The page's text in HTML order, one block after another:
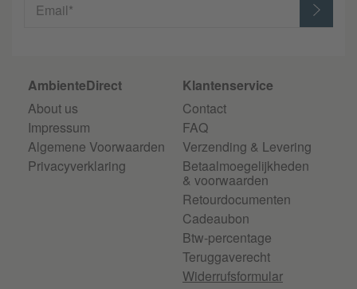
Email*
AmbienteDirect
About us
Impressum
Algemene Voorwaarden
Privacyverklaring
Klantenservice
Contact
FAQ
Verzending & Levering
Betaalmoegelijkheden
& voorwaarden
Retourdocumenten
Cadeaubon
Btw-percentage
Teruggaverecht
Widerrufsformular